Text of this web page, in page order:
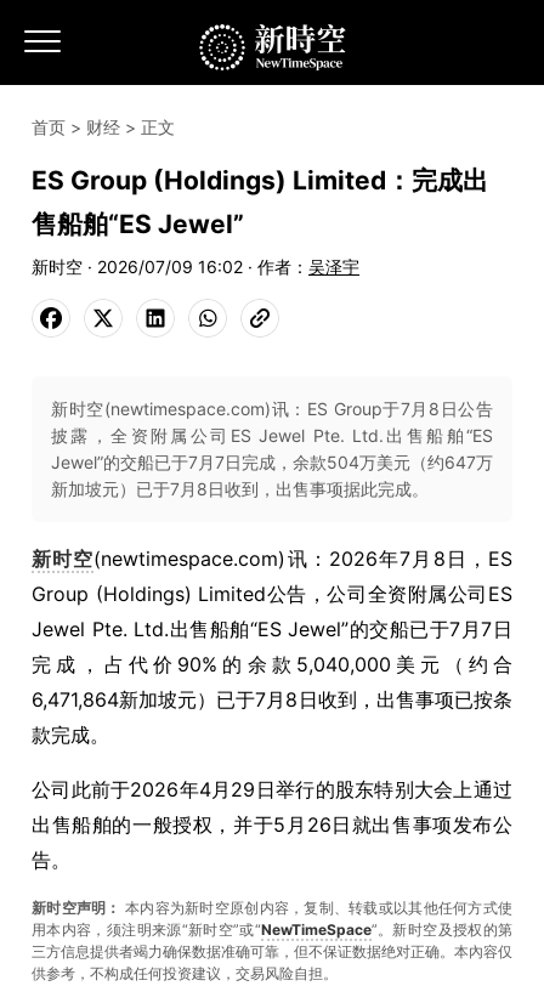
首页 > 财经 > 正文
ES Group (Holdings) Limited：完成出
售船舶“ES Jewel”
新时空 · 2026/07/09 16:02 · 作者： 吴泽宇
新时空(newtimespace.com)讯：ES Group于7月8日公告
披露，全资附属公司ES Jewel Pte. Ltd.出售船舶“ES
Jewel”的交船已于7月7日完成，余款504万美元（约647万
新加坡元）已于7月8日收到，出售事项据此完成。
新时空(newtimespace.com)讯：2026年7月8日，ES
Group (Holdings) Limited公告，公司全资附属公司ES
Jewel Pte. Ltd.出售船舶“ES Jewel”的交船已于7月7日
完成，占代价90%的余款5,040,000美元（约合
6,471,864新加坡元）已于7月8日收到，出售事项已按条
款完成。
公司此前于2026年4月29日举行的股东特别大会上通过
出售船舶的一般授权，并于5月26日就出售事项发布公
告。
新时空声明： 本内容为新时空原创内容，复制、转载或以其他任何方式使
用本内容，须注明来源“新时空”或“NewTimeSpace”。新时空及授权的第
三方信息提供者竭力确保数据准确可靠，但不保证数据绝对正确。本內容仅
供参考，不构成任何投资建议，交易风险自担。